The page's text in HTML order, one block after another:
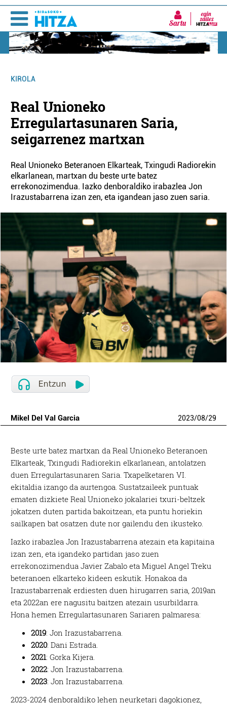
Sartu
KIROLA
Real Unioneko
Erregulartasunaren Saria,
seigarrenez martxan
Real Unioneko Beteranoen Elkarteak, Txingudi Radiorekin
elkarlanean, martxan du beste urte batez
errekonozimendua. Iazko denboraldiko irabazlea Jon
Irazustabarrena izan zen, eta igandean jaso zuen saria.
Mikel Del Val Garcia 2023/08/29
Beste urte batez martxan da Real Unioneko Beteranoen
Elkarteak, Txingudi Radiorekin elkarlanean, antolatzen
duen Erregulartasunaren Saria. Txapelketaren VI.
ekitaldia izango da aurtengoa. Sustatzaileek puntuak
ematen dizkiete Real Unioneko jokalariei txuri-beltzek
jokatzen duten partida bakoitzean, eta puntu horiekin
sailkapen bat osatzen dute nor gailendu den ikusteko.
Iazko irabazlea Jon Irazustabarrena atezain eta kapitaina
izan zen, eta igandeko partidan jaso zuen
errekonozimendua Javier Zabalo eta Miguel Angel Treku
beteranoen elkarteko kideen eskutik. Honakoa da
Irazustabarrenak erdiesten duen hirugarren saria, 2019an
eta 2022an ere nagusitu baitzen atezain usurbildarra.
Hona hemen Erregulartasunaren Sariaren palmaresa:
2019: Jon Irazustabarrena.
2020: Dani Estrada.
2021: Gorka Kijera.
2022: Jon Irazustabarrena.
2023: Jon Irazustabarrena.
2023-2024 denboraldiko lehen neurketari dagokionez,